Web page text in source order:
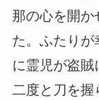
那の心を開か
た。ふたり
に霊児が盗賊
二度と刀を握